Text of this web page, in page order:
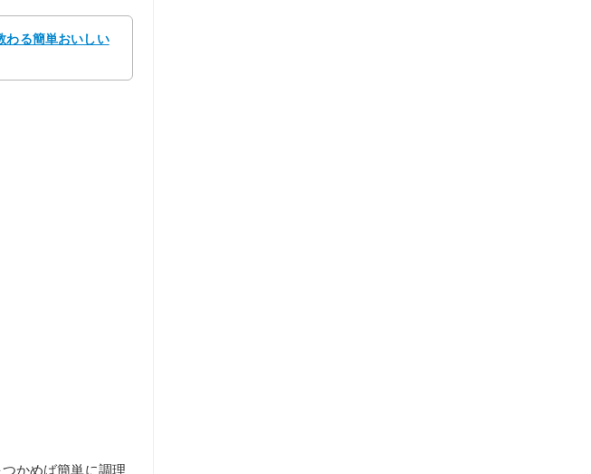
わる簡単おいしい
かめば簡単に調理